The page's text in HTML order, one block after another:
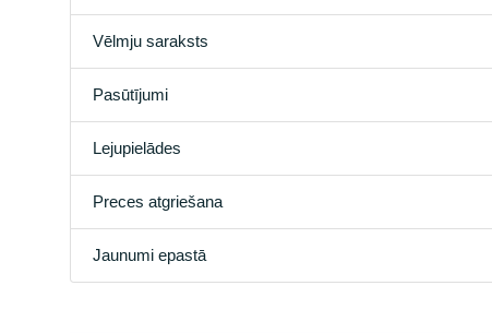
Vēlmju saraksts
Pasūtījumi
Lejupielādes
Preces atgriešana
Jaunumi epastā